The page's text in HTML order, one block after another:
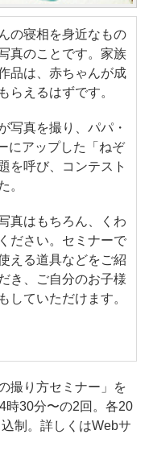
の寝相を身近なもの
真のことです。家族
品は、赤ちゃんが成
らえるはずです。
写真を撮り、パパ・
にアップした「ねぞ
を呼び、コンテスト
。
真はもちろん、くわ
ださい。セミナーで
える道具などをご紹
き、ご自分のお子様
していただけます。
撮り方セミナー」を
時30分〜の2回。各20
制。詳しくはWebサ